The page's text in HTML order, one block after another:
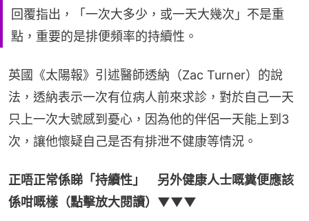
回覆指出，「一次大多少，或一天大幾次」不是重
點，重要的是排便頻率的持續性。
英國《太陽報》引述醫師透納（Zac Turner）的說
法，透納表示一次有位病人前來求診，對於自己一天
只上一次大號感到憂心，因為他的伴侶一天能上到3
次，讓他懷疑自己是否有排泄不健康等情況。
正唔正常係睇「持續性」　另外健康人士嘅糞便應該
係咁嘅樣（點擊放大閱讀）▼▼▼